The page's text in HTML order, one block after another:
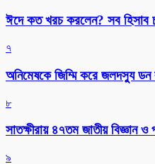
ঈদে কত খরচ করলেন? সব হিসাব
৭
অনিমেষকে জিম্মি করে জলদস্যু
৮
সাতক্ষীরায় ৪৭তম জাতীয় বিজ্ঞান
৯